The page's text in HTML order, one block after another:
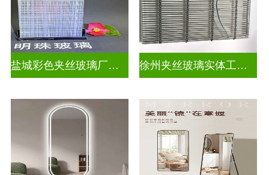
盐城彩色夹丝玻璃厂招聘 徐州夹丝玻璃实体工厂地址